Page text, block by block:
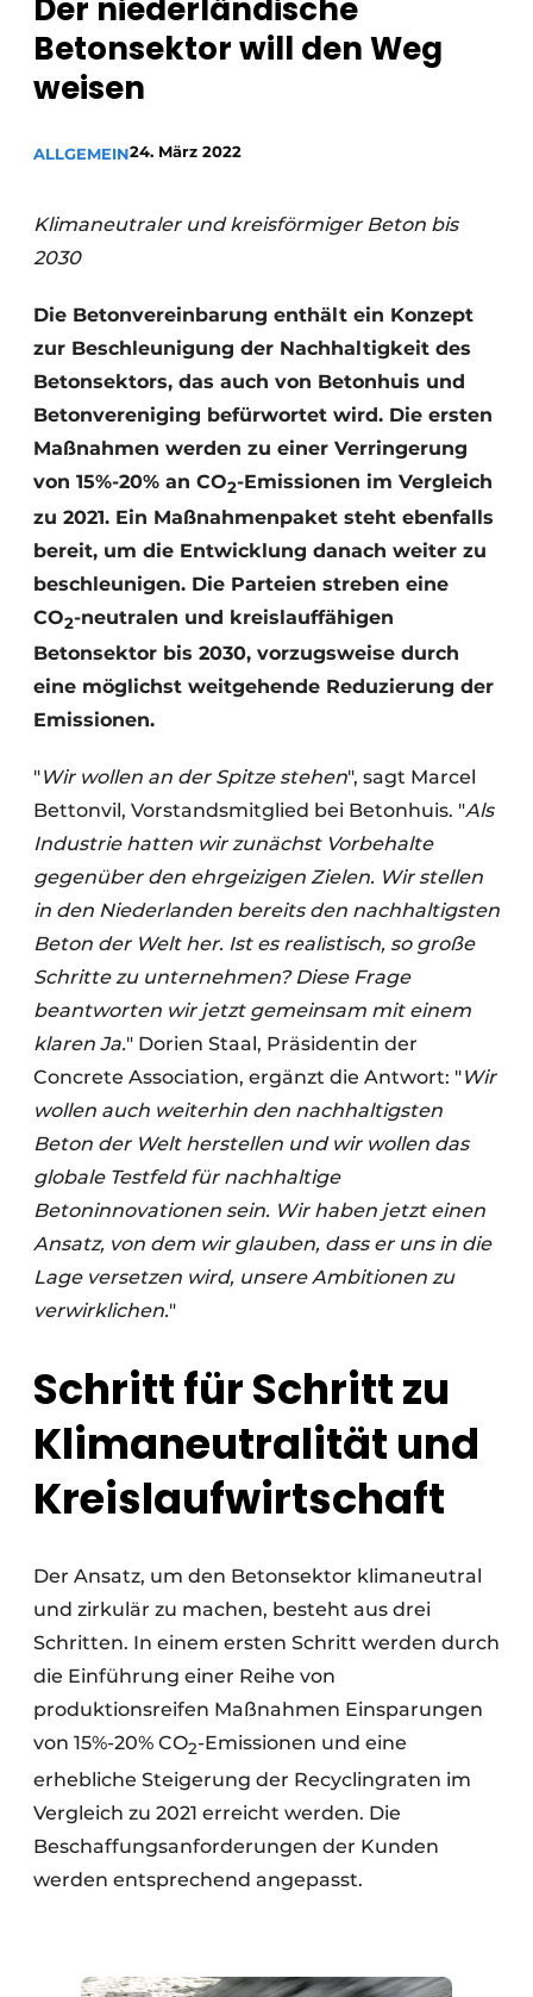
Datenschutz / Cookie-Erklärung
Ein Stellenangebot registrieren
Der niederländische
Betonsektor will den Weg
weisen
ALLGEMEIN24. März 2022
Klimaneutraler und kreisförmiger Beton bis
2030
Die Betonvereinbarung enthält ein Konzept
zur Beschleunigung der Nachhaltigkeit des
Betonsektors, das auch von Betonhuis und
Betonvereniging befürwortet wird. Die ersten
Maßnahmen werden zu einer Verringerung
von 15%-20% an CO2-Emissionen im Vergleich
zu 2021. Ein Maßnahmenpaket steht ebenfalls
bereit, um die Entwicklung danach weiter zu
beschleunigen. Die Parteien streben eine
CO2-neutralen und kreislauffähigen
Betonsektor bis 2030, vorzugsweise durch
eine möglichst weitgehende Reduzierung der
Emissionen.
"Wir wollen an der Spitze stehen", sagt Marcel
Bettonvil, Vorstandsmitglied bei Betonhuis. "Als
Industrie hatten wir zunächst Vorbehalte
gegenüber den ehrgeizigen Zielen. Wir stellen
in den Niederlanden bereits den nachhaltigsten
Beton der Welt her. Ist es realistisch, so große
Schritte zu unternehmen? Diese Frage
beantworten wir jetzt gemeinsam mit einem
klaren Ja." Dorien Staal, Präsidentin der
Concrete Association, ergänzt die Antwort: "Wir
wollen auch weiterhin den nachhaltigsten
Beton der Welt herstellen und wir wollen das
globale Testfeld für nachhaltige
Betoninnovationen sein. Wir haben jetzt einen
Ansatz, von dem wir glauben, dass er uns in die
Lage versetzen wird, unsere Ambitionen zu
verwirklichen."
Schritt für Schritt zu
Klimaneutralität und
Kreislaufwirtschaft
Der Ansatz, um den Betonsektor klimaneutral
und zirkulär zu machen, besteht aus drei
Schritten. In einem ersten Schritt werden durch
die Einführung einer Reihe von
produktionsreifen Maßnahmen Einsparungen
von 15%-20% CO2-Emissionen und eine
erhebliche Steigerung der Recyclingraten im
Vergleich zu 2021 erreicht werden. Die
Beschaffungsanforderungen der Kunden
werden entsprechend angepasst.